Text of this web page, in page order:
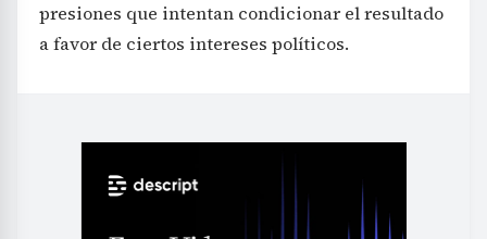
presiones que intentan condicionar el resultado
a favor de ciertos intereses políticos.